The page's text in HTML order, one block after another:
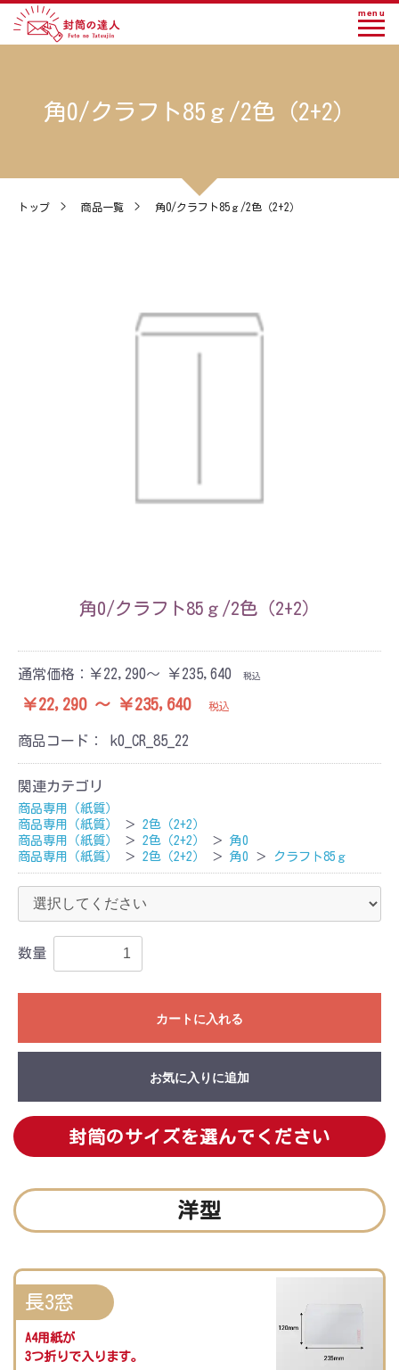
menu
角0/クラフト85ｇ/2色（2+2）
トップ > 商品一覧 > 角0/クラフト85ｇ/2色（2+2）
角0/クラフト85ｇ/2色（2+2）
通常価格： ￥22,290～ ￥235,640 税込
￥22,290 ～ ￥235,640 税込
商品コード： k0_CR_85_22
関連カテゴリ
商品専用（紙質）
商品専用（紙質）
＞
2色（2+2）
商品専用（紙質）
＞ 2色（2+2） ＞
角0
商品専用（紙質）
＞ 2色（2+2） ＞ 角0 ＞ クラフト85ｇ
数量
カートに入れる
お気に入りに追加
封筒のサイズを選んでください
洋型
長3窓
A4用紙が
3つ折りで入ります。